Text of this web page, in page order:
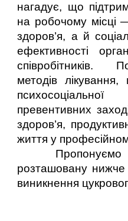
нагадує, що
на робочому
здоров’я, а й
ефективності
співробітників.
методів
превентивних
здоров’я,
життя у
розташовану
виникнення